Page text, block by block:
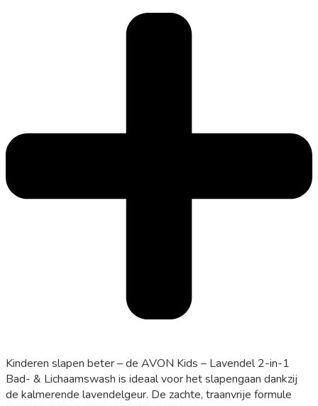
Kinderen slapen beter – de AVON Kids – Lavendel 2-in-1
Bad- & Lichaamswash is ideaal voor het slapengaan dankzij
de kalmerende lavendelgeur. De zachte, traanvrije formule